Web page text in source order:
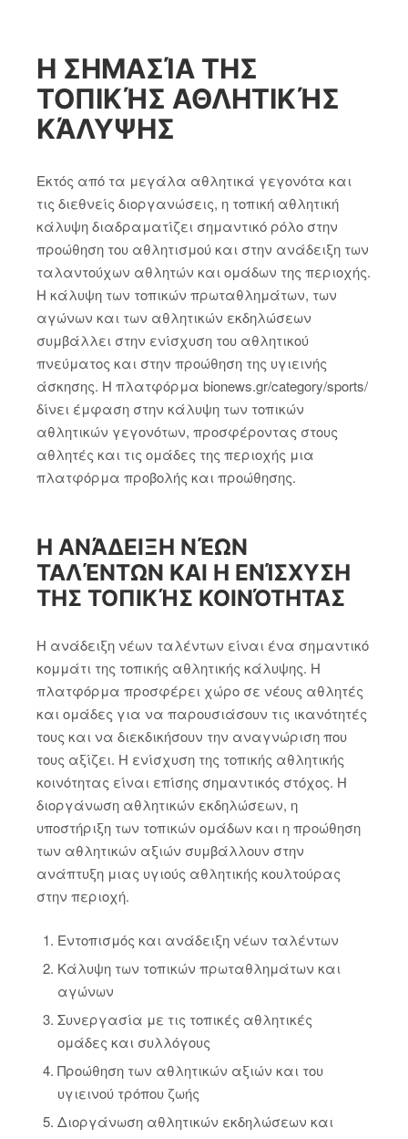
Η ΣΗΜΑΣΊΑ ΤΗΣ
ΤΟΠΙΚΉΣ ΑΘΛΗΤΙΚΉΣ
ΚΆΛΥΨΗΣ
Εκτός από τα μεγάλα αθλητικά γεγονότα και
τις διεθνείς διοργανώσεις, η τοπική αθλητική
κάλυψη διαδραματίζει σημαντικό ρόλο στην
προώθηση του αθλητισμού και στην ανάδειξη των
ταλαντούχων αθλητών και ομάδων της περιοχής.
Η κάλυψη των τοπικών πρωταθλημάτων, των
αγώνων και των αθλητικών εκδηλώσεων
συμβάλλει στην ενίσχυση του αθλητικού
πνεύματος και στην προώθηση της υγιεινής
άσκησης. Η πλατφόρμα bionews.gr/category/sports/
δίνει έμφαση στην κάλυψη των τοπικών
αθλητικών γεγονότων, προσφέροντας στους
αθλητές και τις ομάδες της περιοχής μια
πλατφόρμα προβολής και προώθησης.
Η ΑΝΆΔΕΙΞΗ ΝΈΩΝ
ΤΑΛΈΝΤΩΝ ΚΑΙ Η ΕΝΊΣΧΥΣΗ
ΤΗΣ ΤΟΠΙΚΉΣ ΚΟΙΝΌΤΗΤΑΣ
Η ανάδειξη νέων ταλέντων είναι ένα σημαντικό
κομμάτι της τοπικής αθλητικής κάλυψης. Η
πλατφόρμα προσφέρει χώρο σε νέους αθλητές
και ομάδες για να παρουσιάσουν τις ικανότητές
τους και να διεκδικήσουν την αναγνώριση που
τους αξίζει. Η ενίσχυση της τοπικής αθλητικής
κοινότητας είναι επίσης σημαντικός στόχος. Η
διοργάνωση αθλητικών εκδηλώσεων, η
υποστήριξη των τοπικών ομάδων και η προώθηση
των αθλητικών αξιών συμβάλλουν στην
ανάπτυξη μιας υγιούς αθλητικής κουλτούρας
στην περιοχή.
Εντοπισμός και ανάδειξη νέων ταλέντων
Κάλυψη των τοπικών πρωταθλημάτων και
αγώνων
Συνεργασία με τις τοπικές αθλητικές
ομάδες και συλλόγους
Προώθηση των αθλητικών αξιών και του
υγιεινού τρόπου ζωής
Διοργάνωση αθλητικών εκδηλώσεων και